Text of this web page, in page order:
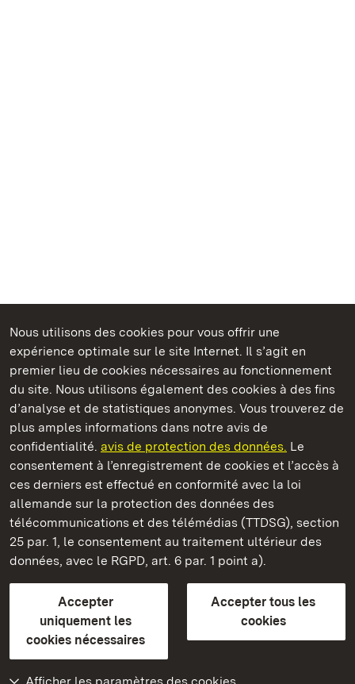
Nous utilisons des cookies pour vous offrir une
expérience optimale sur le site Internet. Il s’agit en
premier lieu de cookies nécessaires au fonctionnement
du site. Nous utilisons également des cookies à des fins
d’analyse et de statistiques anonymes. Vous trouverez de
plus amples informations dans notre avis de
confidentialité. avis de protection des données. Le
consentement à l’enregistrement de cookies et l’accès à
ces derniers est effectué en conformité avec la loi
allemande sur la protection des données des
télécommunications et des télémédias (TTDSG), section
25 par. 1, le consentement au traitement ultérieur des
données, avec le RGPD, art. 6 par. 1 point a).
Accepter
uniquement les
cookies nécessaires
Accepter tous les
cookies
Châteaux et jardins publics du Bade-Wurtemberg
Château résidentiel de Ludwigsburg
Châteaux et jardins publics du Bade-Wurtemberg
Contact et informationsFAQ et réponsesMentions légales
Protection des données
Explications sur l’accessibilité
BITV-konform (geprüfte Seiten)
plus loin
Accueil
Monuments